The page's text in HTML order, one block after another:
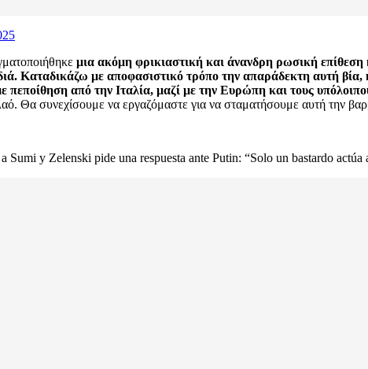
μια ακόμη φρικιαστική και άνανδρη ρωσική
Καταδικάζω με αποφασιστικό τρόπο την απαράδεκτη αυτή βία,
από την Ιταλία, μαζί με την Ευρώπη και τους
Θα συνεχίσουμε να εργαζόμαστε για να σταματήσουμε αυτή την
y Zelenski pide una respuesta ante Putin: “Solo un bastardo actúa